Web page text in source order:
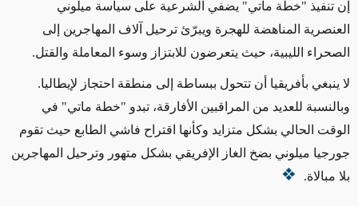
إن تنفيذ "خطة ماتي" يضفي الشرعية على سياسة ميلوني
العنصرية المناهضة للهجرة ويبرّئ ترحيل آلاف المهاجرين إلى
الصحراء الليبية، حيث يتعرضون للابتزاز وسوء المعاملة والقتل.
لا ينبغي بأفريقيا أن تتحول ببساطة إلى منطقة احتجاز لإيطاليا.
وبالنسبة للعديد من المراقبين الأفارقة، تبدو "خطة ماتي" في
الوقت الحالي بشكل متزايد وكأنها اقتراح فاشي الطابع حيث تقوم
جورجيا ميلوني بضخ الغاز الإفريقي بشكل متهور وترحيل المهاجرين
بلا مبالاة.